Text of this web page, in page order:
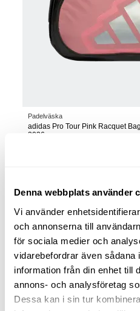
Denna webbplats använder
Vi använder
och annonserna till
för sociala medier och
vidarebefordrar även sådana
information från din enhet till
annons- och analysföretag
Dessa kan i sin tur
Padelväska
adidas Pro Tour Pink Racquet
2026